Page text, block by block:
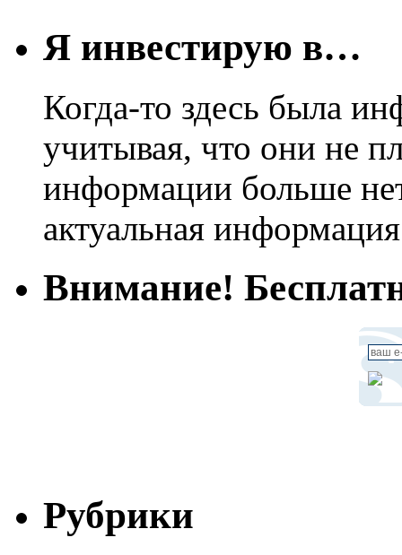
Я инвестирую в…
Когда-то здесь была
учитывая, что они не
информации больше
актуальная
Внимание!
Рубрики